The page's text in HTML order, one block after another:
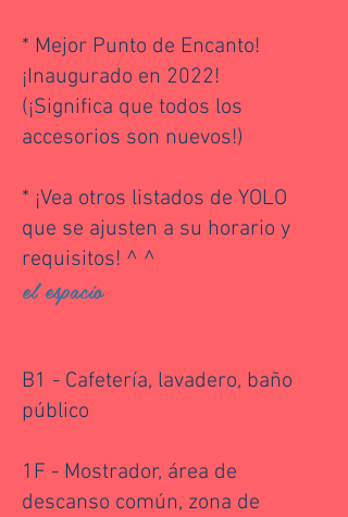
* Mejor Punto de Encanto!
¡Inaugurado en 2022!
(¡Significa que todos los
accesorios son nuevos!)
* ¡Vea otros listados de YOLO
que se ajusten a su horario y
requisitos! ^ ^
el espacio
B1 - Cafetería, lavadero, baño
público
1F - Mostrador, área de
descanso común, zona de